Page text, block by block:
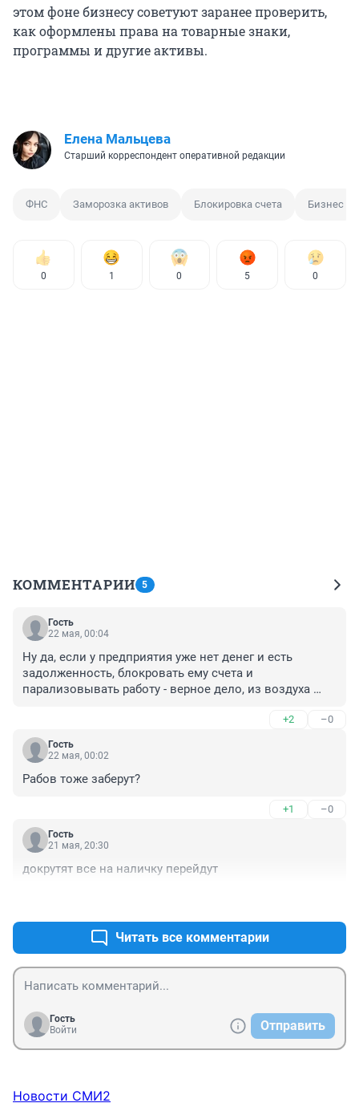
этом фоне бизнесу советуют заранее проверить,
как оформлены права на товарные знаки,
программы и другие активы.
Елена Мальцева
Старший корреспондент оперативной редакции
ФНС Заморозка активов Блокировка счета Бизнес
0 1 0 5 0
КОММЕНТАРИИ 5
Гость
22 мая, 00:04
Ну да, если у предприятия уже нет денег и есть
задолженность, блокровать ему счета и
парализовывать работу - верное дело, из воздуха
+2 –0
Гость
22 мая, 00:02
Рабов тоже заберут?
+1 –0
Гость
21 мая, 20:30
докрутят все на наличку перейдут
Читать все комментарии
Гость
Войти
Отправить
Новости СМИ2